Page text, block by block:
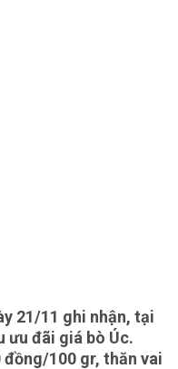
21/11 ghi nhận, tại
ưu đãi giá bò Úc.
100 gr, thăn vai